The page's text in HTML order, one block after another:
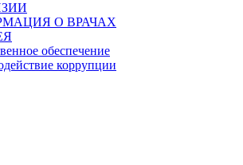
О ВРАЧАХ
обеспечение
коррупции